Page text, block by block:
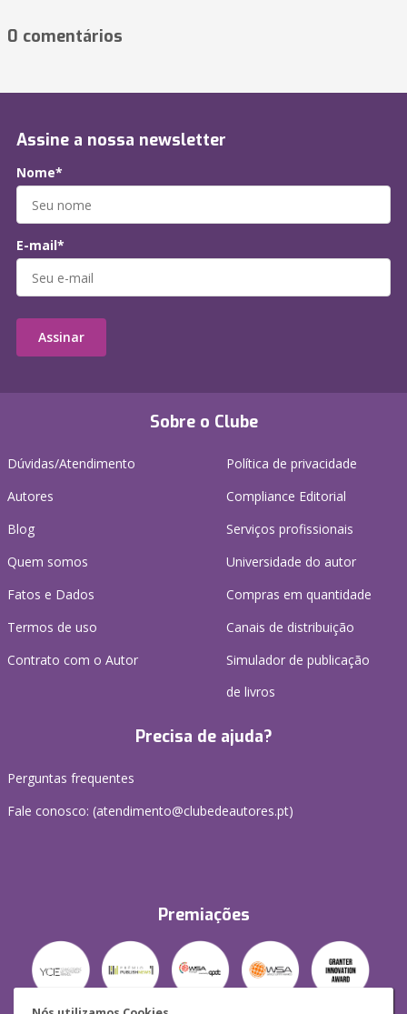
0 comentários
Sobre o Clube
Dúvidas/Atendimento
Autores
Blog
Quem somos
Fatos e Dados
Termos de uso
Contrato com o Autor
Política de privacidade
Compliance Editorial
Serviços profissionais
Universidade do autor
Compras em quantidade
Canais de distribuição
Simulador de publicação
de livros
Precisa de ajuda?
Perguntas frequentes
Fale conosco: (atendimento@clubedeautores.pt)
Premiações
Assine a nossa newsletter
Nome*
E-mail*
Assinar